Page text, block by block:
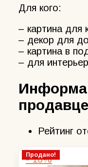
Для кого:
– картина для
– декор для
– картина в
– для
продавце
Рейтинг
Продано!
- 16%